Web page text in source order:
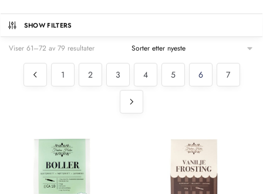
SHOW FILTERS
Viser 61–72 av 79 resultater
1 2 3 4 5 6 7